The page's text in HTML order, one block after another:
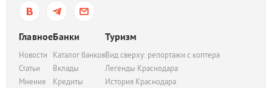
Главное
Новости
Статьи
Мнения
Банки
Каталог банков
Вклады
Кредиты
Туризм
Вид сверху: репортажи с коптера
Легенды Краснодара
История Краснодара